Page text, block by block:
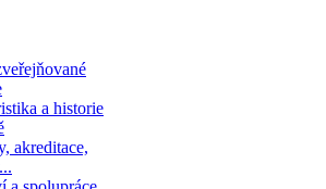
a historie
akreditace,